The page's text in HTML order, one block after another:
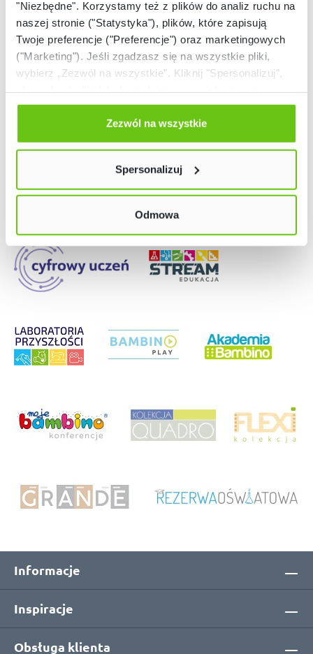
"Niezbędne". Korzystamy też z plików do analiz ruchu na
naszej stronie ("Statystyka"), plików, które zapisują
Twoje preferencje ("Preferencje") oraz marketingowych
("Marketing"). Jeśli zgadzasz się na wszystkie pliki,
wybierz „Zezwól na wszystkie”. Kliknij "Spersonalizuj",
Odmów zgody poprzez przycisk „Odmowa”. Wtedy
użyjemy tylko plików niezbędnych dla naszej strony.
Twój wybór możesz zmienić przez kliknięcie przycisku w
Polityce prywatności
Zezwól na wszystkie
Spersonalizuj
Odmowa
Informacje
Inspiracje
Obsługa klienta